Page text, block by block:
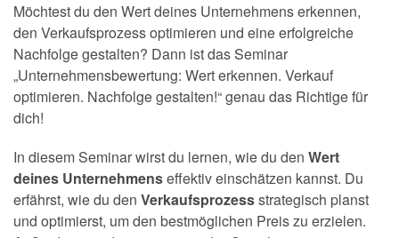
Möchtest du den Wert deines Unternehmens erkennen,
den Verkaufsprozess optimieren und eine erfolgreiche
Nachfolge gestalten? Dann ist das Seminar
„Unternehmensbewertung: Wert erkennen. Verkauf
optimieren. Nachfolge gestalten!“ genau das Richtige für
dich!
In diesem Seminar wirst du lernen, wie du den Wert
deines Unternehmenseffektiv einschätzen kannst. Du
erfährst, wie du den Verkaufsprozessstrategisch planst
und optimierst, um den bestmöglichen Preis zu erzielen.